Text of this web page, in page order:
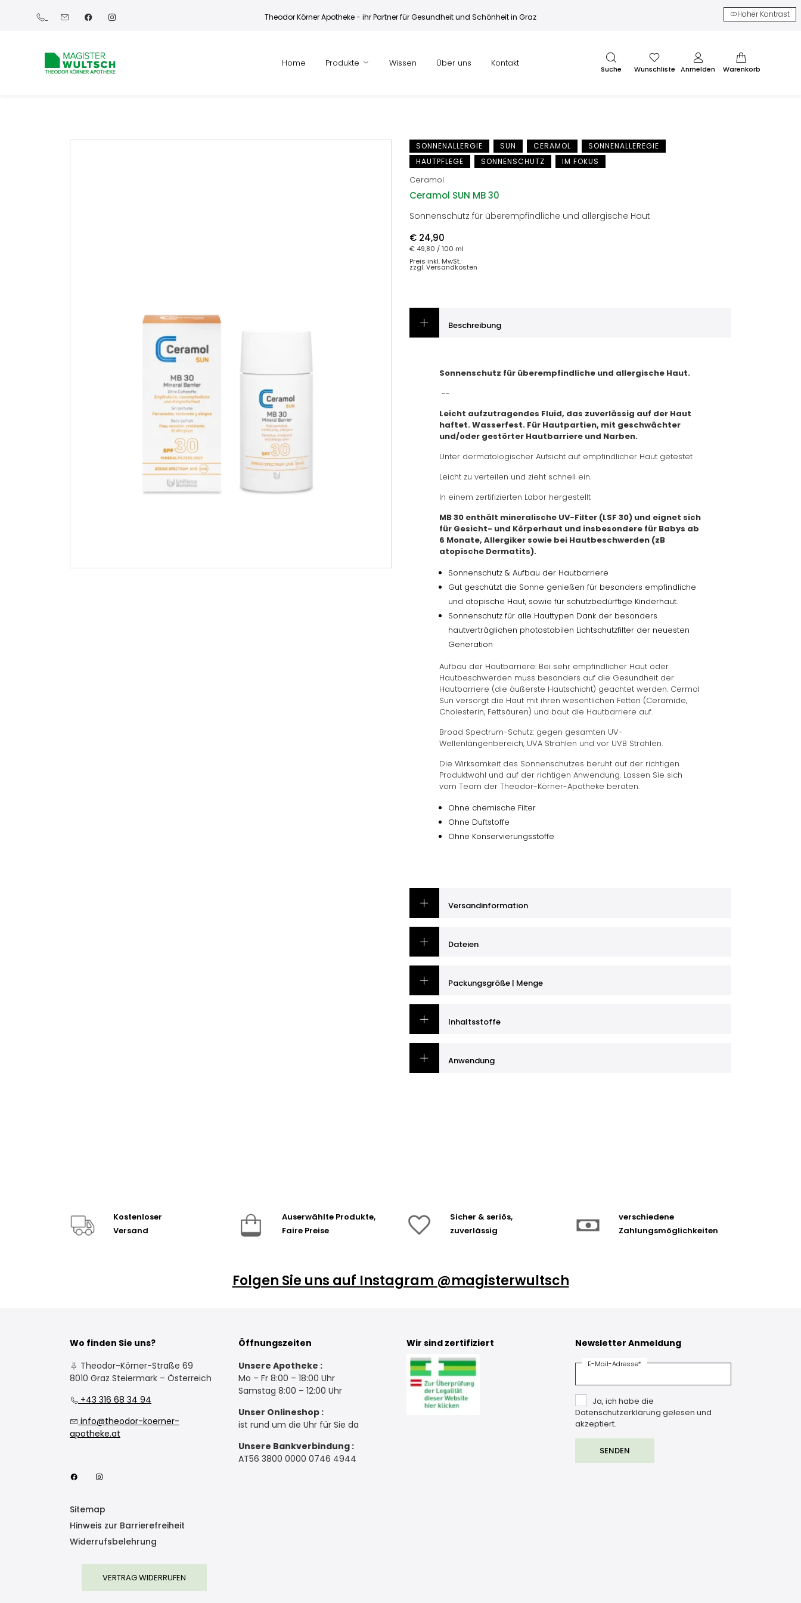
Theodor Körner Apotheke - ihr Partner für Gesundheit und Schönheit in Graz Hoher Kontrast
Home Produkte Wissen Über uns Kontakt
Suche Wunschliste Anmelden Warenkorb
SONNENALLERGIE SUN CERAMOL
SONNENALLEREGIE
HAUTPFLEGE
SONNENSCHUTZ IM FOKUS
Ceramol
Ceramol SUN MB 30
Sonnenschutz für überempfindliche und allergische Haut
€ 24,90
€ 49,80 / 100 ml
Preis inkl. MwSt.
zzgl. Versandkosten
Beschreibung
Sonnenschutz für überempfindliche und allergische Haut.
--
Leicht aufzutragendes Fluid, das zuverlässig auf der Haut
haftet. Wasserfest. Für Hautpartien, mit geschwächter
und/oder gestörter Hautbarriere und Narben.
Unter dermatologischer Aufsicht auf empfindlicher Haut getestet
Leicht zu verteilen und zieht schnell ein.
In einem zertifizierten Labor hergestellt
MB 30 enthält mineralische UV-Filter (LSF 30) und eignet sich
für Gesicht- und Körperhaut und insbesondere für Babys ab
6 Monate, Allergiker sowie bei Hautbeschwerden (zB
atopische Dermatits).
Sonnenschutz & Aufbau der Hautbarriere
Gut geschützt die Sonne genießen für besonders empfindliche
und atopische Haut, sowie für schutzbedürftige Kinderhaut.
Sonnenschutz für alle Hauttypen Dank der besonders
hautverträglichen photostabilen Lichtschutzfilter der neuesten
Generation
Aufbau der Hautbarriere: Bei sehr empfindlicher Haut oder
Hautbeschwerden muss besonders auf die Gesundheit der
Hautbarriere (die äußerste Hautschicht) geachtet werden. Cermol
Sun versorgt die Haut mit ihren wesentlichen Fetten (Ceramide,
Cholesterin, Fettsäuren) und baut die Hautbarriere auf.
Broad Spectrum-Schutz: gegen gesamten UV-
Wellenlängenbereich, UVA Strahlen und vor UVB Strahlen.
Die Wirksamkeit des Sonnenschutzes beruht auf der richtigen
Produktwahl und auf der richtigen Anwendung. Lassen Sie sich
vom Team der Theodor-Körner-Apotheke beraten.
Ohne chemische Filter
Ohne Duftstoffe
Ohne Konservierungsstoffe
Versandinformation
Dateien
Packungsgröße | Menge
Inhaltsstoffe
Anwendung
Kostenloser
Versand
Auserwählte Produkte,
Faire Preise
Sicher & seriös,
zuverlässig
verschiedene
Zahlungsmöglichkeiten
Folgen Sie uns auf Instagram @magisterwultsch
Wo finden Sie uns?
Theodor-Körner-Straße 69
8010 Graz Steiermark – Österreich
+43 316 68 34 94
info@theodor-koerner-
apotheke.at
Öffnungszeiten
Unsere Apotheke :
Mo – Fr 8:00 – 18:00 Uhr
Samstag 8:00 – 12:00 Uhr
Unser Onlineshop :
ist rund um die Uhr für Sie da
Unsere Bankverbindung :
AT56 3800 0000 0746 4944
Wir sind zertifiziert Newsletter Anmeldung
E-Mail-Adresse*
Ja, ich habe die
Datenschutzerklärung gelesen und
akzeptiert.
Sitemap
Hinweis zur Barrierefreiheit
Widerrufsbelehrung
VERTRAG WIDERRUFEN